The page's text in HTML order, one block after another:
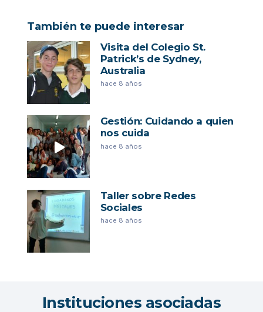
También te puede interesar
Visita del Colegio St.
Patrick’s de Sydney,
Australia
hace 8 años
Gestión: Cuidando a quien
nos cuida
hace 8 años
Taller sobre Redes
Sociales
hace 8 años
Instituciones asociadas